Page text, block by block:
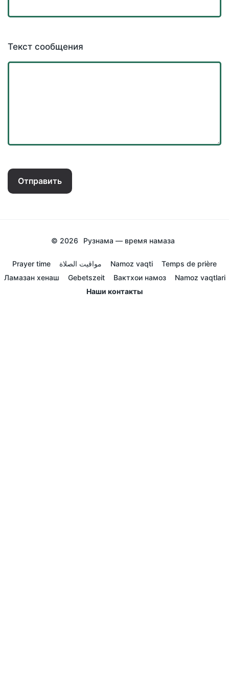
Текст сообщения
Отправить
© 2026 Рузнама — время намаза
Prayer time مواقيت الصلاة Namoz vaqti
Temps de prière
Ламазан хенаш
Gebetszeit Вактхои намоз
Namoz vaqtlari
Наши контакты